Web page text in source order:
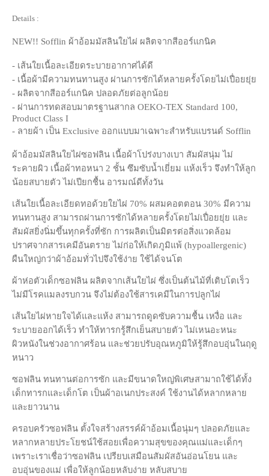
Details :
NEW!! Sofflin ผ้าอ้อมมัสลินใยไผ่ ผลิตจากสีออร์แกนิค
- เส้นใยเนื้อละเอียดระบายอากาศได้ดี
- เนื้อผ้ามีความทนทานสูง ผ่านการซักได้หลายครั้งโดยไม่เปื่อยยุ่ย
- ผลิตจากสีออร์แกนิค ปลอดภัยต่อลูกน้อย
- ผ่านการทดสอบมาตรฐานสากล OEKO-TEX Standard 100,
Product Class I
- ลายผ้า เป็น Exclusive ออกแบบมาเฉพาะสำหรับแบรนด์ Sofflin
ผ้าอ้อมมัสลินใยไผ่ซอฟลิน เนื้อผ้าโปร่งบางเบา สัมผัสนุ่ม ไม่
ระคายผิว เนื้อผ้าทอหนา 2 ชั้น ซึมซับน้ำเยี่ยม แห้งเร็ว จึงทำให้ลูก
น้อยสบายตัว ไม่เปียกชื้น อารมณ์ดีทั้งวัน
เส้นใยเนื้อละเอียดทอด้วยใยไผ่ 70% ผสมคอตตอน 30% มีความ
ทนทานสูง สามารถผ่านการซักได้หลายครั้งโดยไม่เปื่อยยุ่ย และ
สัมผัสยิ่งนิ่มขึ้นทุกครั้งที่ซัก การผลิตเป็นมิตรต่อสิ่งแวดล้อม
ปราศจากสารเคมีอันตราย ไม่ก่อให้เกิดภูมิแพ้ (hypoallergenic)
ผืนใหญ่กว่าผ้าอ้อมทั่วไปจึงใช้ง่าย ใช้ได้จนโต
ผ้าห่อตัวเด็กซอฟลิน ผลิตจากเส้นใยไผ่ ซึ่งเป็นต้นไม้ที่เติบโตเร็ว
ไม่มีโรคแมลงรบกวน จึงไม่ต้องใช้สารเคมีในการปลูกไผ่
เส้นใยไผ่หายใจได้และแห้ง สามารถดูดซับความชื้น เหงื่อ และ
ระบายออกได้เร็ว ทำให้ทารกรู้สึกเย็นสบายตัว ไม่เหนอะหนะ
ผิวหนังในช่วงอากาศร้อน และช่วยปรับอุณหภูมิให้รู้สึกอบอุ่นในฤดู
หนาว
ซอฟลิน ทนทานต่อการซัก และมีขนาดใหญ่พิเศษสามาถใช้ได้ทั้ง
เด็กทารกและเด็กโต เป็นผ้าอเนกประสงค์ ใช้งานได้หลากหลาย
และยาวนาน
ครอบครัวซอฟลิน ตั้งใจสร้างสรรค์ผ้าอ้อมเนื้อนุ่มๆ ปลอดภัยและ
หลากหลายประโยชน์ใช้สอยเพื่อความสุขของคุณแม่และเด็กๆ
เพราะเราเชื่อว่าซอฟลิน เปรียบเสมือนสัมผัสอันอ่อนโยน และ
อบอุ่นของแม่ เพื่อให้ลูกน้อยหลับง่าย หลับสบาย